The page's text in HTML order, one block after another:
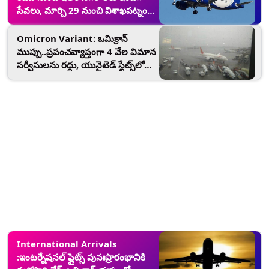
సేవలు, మార్చి 29 నుంచి విశాఖపట్నం,
బెంగళూరులకు సర్వీసులు
Omicron Variant: ఒమిక్రాన్
ముప్పు..ప్రపంచవ్యాప్తంగా 4 వేల విమాన
సర్వీసులను రద్దు, యునైటెడ్ స్టేట్స్‌లో
International Arrivals
:ఇంటర్నేషనల్ ఫ్లైట్స్ పునఃప్రారంభానికి